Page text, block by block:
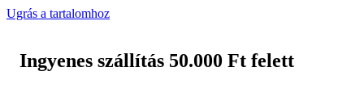
Ugrás a tartalomhoz
Ingyenes szállítás 50.000 Ft felett